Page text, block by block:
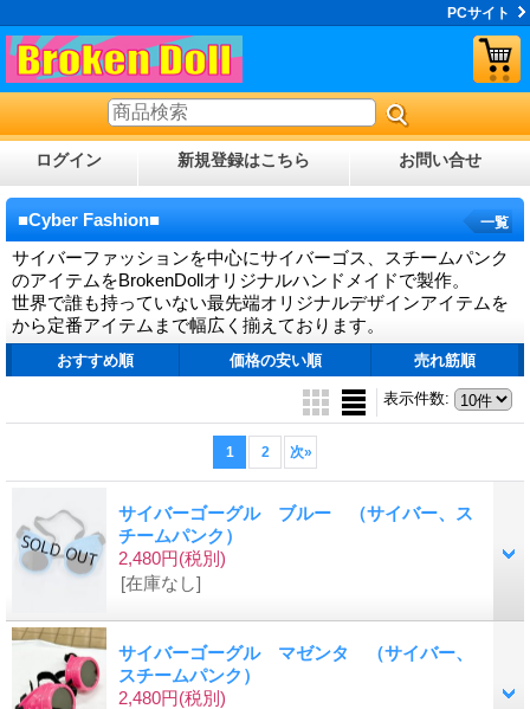
PCサイト
ログイン 新規登録はこちら お問い合せ
■Cyber Fashion■
サイバーファッションを中心にサイバーゴス、スチームパンク
のアイテムをBrokenDollオリジナルハンドメイドで製作。
世界で誰も持っていない最先端オリジナルデザインアイテムを
から定番アイテムまで幅広く揃えております。
一覧
おすすめ順 価格の安い順 売れ筋順
表示件数:
1 2 次»
サイバーゴーグル ブルー （サイバー、ス
チームパンク）
2,480円(税別)
[在庫なし]
サイバーゴーグル マゼンタ （サイバー、
スチームパンク）
2,480円(税別)